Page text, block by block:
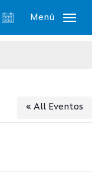
Menú
« All Eventos